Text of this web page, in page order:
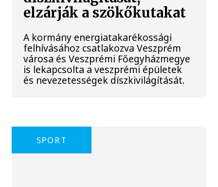
elzárják a szökőkutakat
A kormány energiatakarékossági
felhívásához csatlakozva Veszprém
városa és Veszprémi Főegyházmegye
is lekapcsolta a veszprémi épületek
és nevezetességek díszkivilágítását.
SPORT